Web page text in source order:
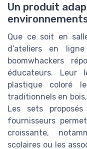
Un produit
Que ce soit en
d’ateliers en
boomwhackers
éducateurs. Leur
plastique coloré
traditionnels en
Les sets
fournisseurs
croissante,
scolaires ou les